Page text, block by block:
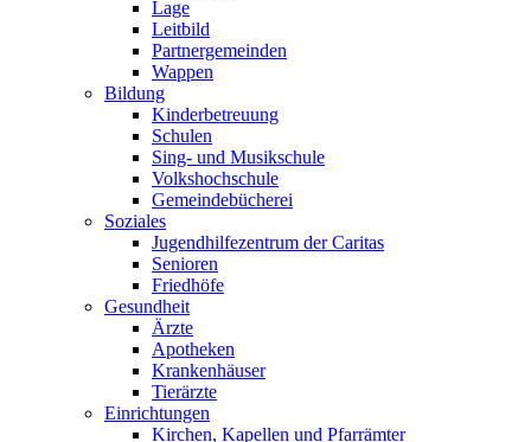
Lage
Leitbild
Partnergemeinden
Wappen
Bildung
Kinderbetreuung
Schulen
Sing- und Musikschule
Volkshochschule
Gemeindebücherei
Soziales
Jugendhilfezentrum der Caritas
Senioren
Friedhöfe
Gesundheit
Ärzte
Apotheken
Krankenhäuser
Tierärzte
Einrichtungen
Kirchen, Kapellen und Pfarrämter